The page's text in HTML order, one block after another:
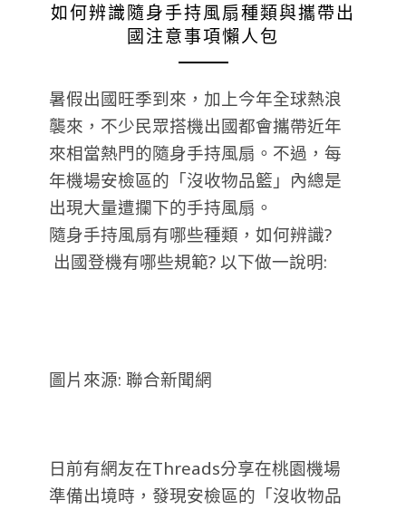
如何辨識隨身手持風扇種類與攜帶出
國注意事項懶人包
暑假出國旺季到來，加上今年全球熱浪
襲來，不少民眾搭機出國都會攜帶近年
來相當熱門的隨身手持風扇。不過，每
年機場安檢區的「沒收物品籃」內總是
出現大量遭攔下的手持風扇。
隨身手持風扇有哪些種類，如何辨識?
出國登機有哪些規範? 以下做一說明:
圖片來源: 聯合新聞網
日前有網友在Threads分享在桃園機場
準備出境時，發現安檢區的「沒收物品